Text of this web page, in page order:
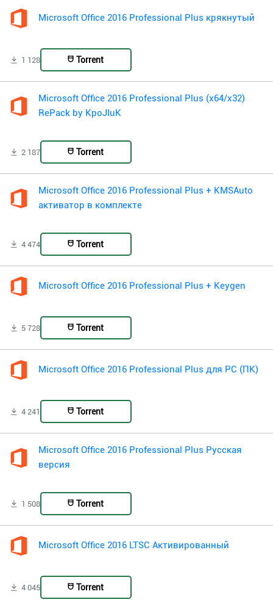
Microsoft Office 2016 Professional Plus крякнутый
1 128 Torrent
Microsoft Office 2016 Professional Plus (x64/x32)
RePack by KpoJIuK
2 187 Torrent
Microsoft Office 2016 Professional Plus + KMSAuto
активатор в комплекте
4 474 Torrent
Microsoft Office 2016 Professional Plus + Keygen
5 728 Torrent
Microsoft Office 2016 Professional Plus для PC (ПК)
4 241 Torrent
Microsoft Office 2016 Professional Plus Русская
версия
1 508 Torrent
Microsoft Office 2016 LTSC Активированный
4 045 Torrent